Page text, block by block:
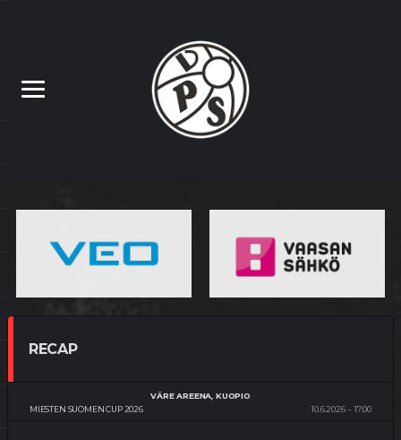
RECAP
MIESTEN SUOMEN CUP 2026
VÄRE AREENA, KUOPIO
10.6.2026
17:00